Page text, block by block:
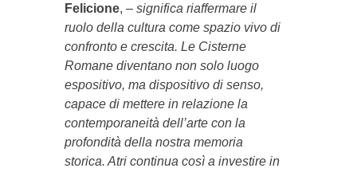
Felicione, – significa riaffermare il
ruolo della cultura come spazio vivo di
confronto e crescita. Le Cisterne
Romane diventano non solo luogo
espositivo, ma dispositivo di senso,
capace di mettere in relazione la
contemporaneità dell’arte con la
profondità della nostra memoria
storica. Atri continua così a investire in